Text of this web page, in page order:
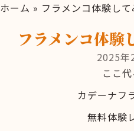
ホーム » フラメンコ体験し
フラメンコ体験
2025年
ここ
カデーナフ
無料体験